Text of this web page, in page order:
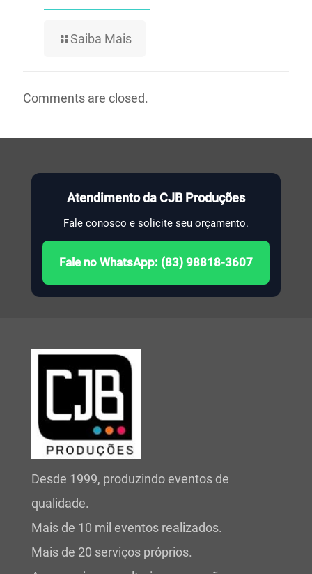
Saiba Mais
Comments are closed.
Atendimento da CJB Produções
Fale conosco e solicite seu orçamento.
Fale no WhatsApp: (83) 98818-3607
Desde 1999, produzindo eventos de
qualidade.
Mais de 10 mil eventos realizados.
Mais de 20 serviços próprios.